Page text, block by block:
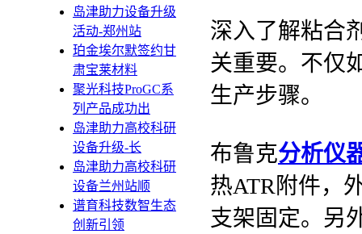
岛津助力设备升级
活动-郑州站
珀金埃尔默签约甘
肃宝莱材料
聚光科技ProGC系
列产品成功出
岛津助力高校科研
设备升级-长
岛津助力高校科研
设备兰州站顺
谱育科技数智生态
创新引领
深入了解粘合
关重要。不仅
生产步骤。
布鲁克分析仪
热ATR附件，
支架固定。另